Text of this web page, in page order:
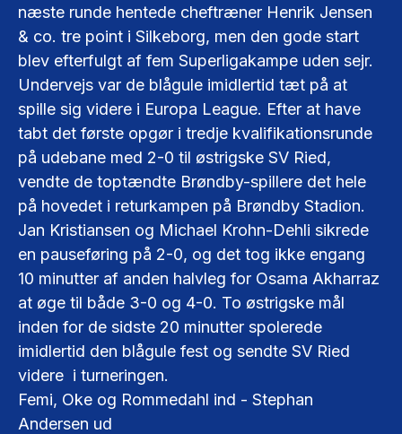
næste runde hentede cheftræner Henrik Jensen
& co. tre point i Silkeborg, men den gode start
blev efterfulgt af fem Superligakampe uden sejr.
Undervejs var de blågule imidlertid tæt på at
spille sig videre i Europa League. Efter at have
tabt det første opgør i tredje kvalifikationsrunde
på udebane med 2-0 til østrigske SV Ried,
vendte de toptændte Brøndby-spillere det hele
på hovedet i returkampen på Brøndby Stadion.
Jan Kristiansen og Michael Krohn-Dehli sikrede
en pauseføring på 2-0, og det tog ikke engang
10 minutter af anden halvleg for Osama Akharraz
at øge til både 3-0 og 4-0. To østrigske mål
inden for de sidste 20 minutter spolerede
imidlertid den blågule fest og sendte SV Ried
videre i turneringen.
Femi, Oke og Rommedahl ind - Stephan
Andersen ud